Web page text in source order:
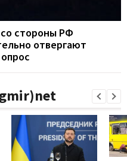
стороны РФ
отвергают